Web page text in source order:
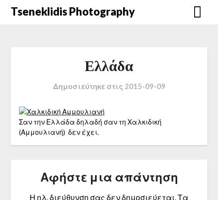
Μετάβαση
Tseneklidis Photography
Ελλάδα
Δημοσιεύτηκε στις 2015-09-09
Σαν την Ελλάδα δηλαδή σαν τη Χαλκιδική
(Αμμουλιανή) δεν έχει.
Αφήστε μια απάντηση
Η ηλ. διεύθυνση σας δεν δημοσιεύεται.Τα